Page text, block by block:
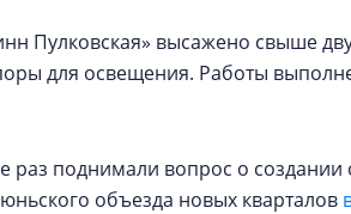
Пулковская» высажено свыше
для освещения. Работы
раз поднимали вопрос о создании
объезда новых кварталов
О